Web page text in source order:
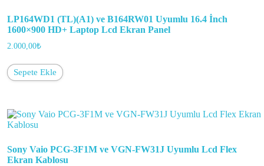
LP164WD1 (TL)(A1) ve B164RW01 Uyumlu 16.4 İnch
1600×900 HD+ Laptop Lcd Ekran Panel
2.000,00₺
Sepete Ekle
Sony Vaio PCG-3F1M ve VGN-FW31J Uyumlu Lcd Flex
Ekran Kablosu